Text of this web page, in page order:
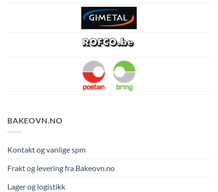
BAKEOVN.NO
Kontakt og vanlige spm
Frakt og levering fra Bakeovn.no
Lager og logistikk